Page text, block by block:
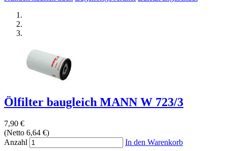
Ölfilter baugleich MANN W 723/3
7,90 €
(Netto 6,64 €)
Anzahl
In den Warenkorb